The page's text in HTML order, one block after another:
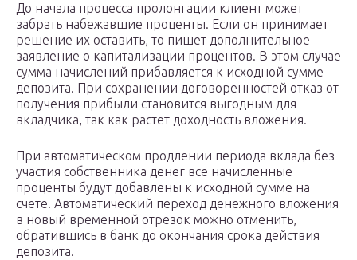
До начала процесса пролонгации клиент может
забрать набежавшие проценты. Если он принимает
решение их оставить, то пишет дополнительное
заявление о капитализации процентов. В этом случае
сумма начислений прибавляется к исходной сумме
депозита. При сохранении договоренностей отказ от
получения прибыли становится выгодным для
вкладчика, так как растет доходность вложения.
При автоматическом продлении периода вклада без
участия собственника денег все начисленные
проценты будут добавлены к исходной сумме на
счете. Автоматический переход денежного вложения
в новый временной отрезок можно отменить,
обратившись в банк до окончания срока действия
депозита.